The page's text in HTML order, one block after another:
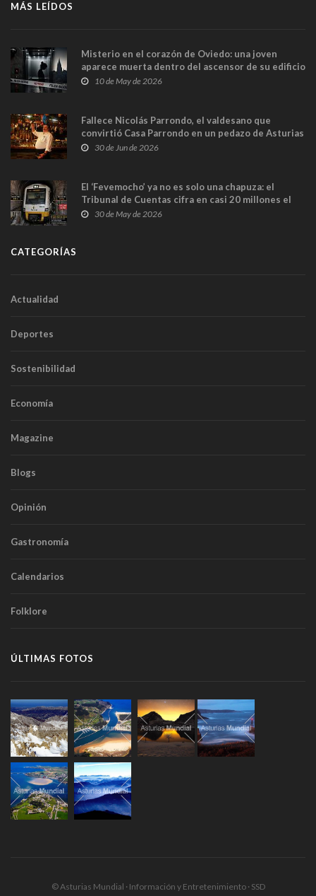
MÁS LEÍDOS
Misterio en el corazón de Oviedo: una joven
aparece muerta dentro del ascensor de su edificio
y las cámaras captan sus últimos minutos
10 de May de 2026
Fallece Nicolás Parrondo, el valdesano que
convirtió Casa Parrondo en un pedazo de Asturias
en Madrid
30 de Jun de 2026
El ‘Fevemocho’ ya no es solo una chapuza: el
Tribunal de Cuentas cifra en casi 20 millones el
sobrecoste de los trenes que no cabían por los
30 de May de 2026
CATEGORÍAS
Actualidad
Deportes
Sostenibilidad
Economía
Magazine
Blogs
Opinión
Gastronomía
Calendarios
Folklore
ÚLTIMAS FOTOS
© Asturias Mundial · Información y Entretenimiento · SSD